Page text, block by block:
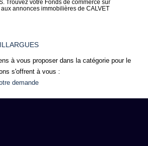
CONTACT
Trouvez votre Fonds de commerce sur
annonces immobilières de CALVET
à vous proposer dans la catégorie pour le
s'offrent à vous :
demande